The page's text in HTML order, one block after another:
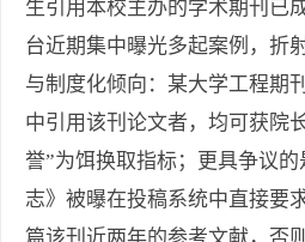
生引用本校主办的学术期刊已
台近期集中曝光多起案例，折
与制度化倾向：某大学工程期
中引用该刊论文者，均可获院
誉”为饵换取指标；更具争议
志》被曝在投稿系统中直接要